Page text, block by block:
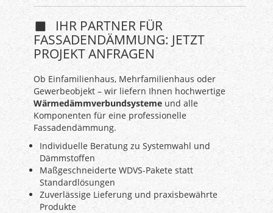
IHR PARTNER FÜR
FASSADENDÄMMUNG: JETZT
PROJEKT ANFRAGEN
Ob Einfamilienhaus, Mehrfamilienhaus oder
Gewerbeobjekt – wir liefern Ihnen hochwertige
Wärmedämmverbundsysteme und alle
Komponenten für eine professionelle
Fassadendämmung.
Individuelle Beratung zu Systemwahl und
Dämmstoffen
Maßgeschneiderte WDVS-Pakete statt
Standardlösungen
Zuverlässige Lieferung und praxisbewährte
Produkte